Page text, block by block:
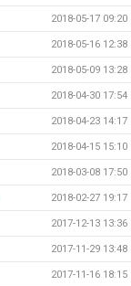
2018-05-17 09:20
2018-05-16 12:38
2018-05-09 13:28
2018-04-30 17:54
2018-04-23 14:17
2018-04-15 15:10
2018-03-08 17:50
2018-02-27 19:17
2017-12-13 13:36
2017-11-29 13:48
2017-11-16 18:15